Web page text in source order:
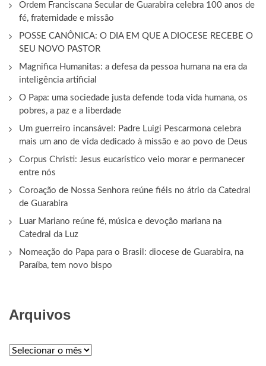
Ordem Franciscana Secular de Guarabira celebra 100 anos de
fé, fraternidade e missão
POSSE CANÔNICA: O DIA EM QUE A DIOCESE RECEBE O
SEU NOVO PASTOR
Magnifica Humanitas: a defesa da pessoa humana na era da
inteligência artificial
O Papa: uma sociedade justa defende toda vida humana, os
pobres, a paz e a liberdade
Um guerreiro incansável: Padre Luigi Pescarmona celebra
mais um ano de vida dedicado à missão e ao povo de Deus
Corpus Christi: Jesus eucarístico veio morar e permanecer
entre nós
Coroação de Nossa Senhora reúne fiéis no átrio da Catedral
de Guarabira
Luar Mariano reúne fé, música e devoção mariana na
Catedral da Luz
Nomeação do Papa para o Brasil: diocese de Guarabira, na
Paraíba, tem novo bispo
Arquivos
ARQUIVOS